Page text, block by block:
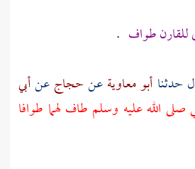
للقارن طواف .
حدثنا أبو معاويةعنحجاجعنأبي
صلى الله عليه وسلم طاف لهما طوافا